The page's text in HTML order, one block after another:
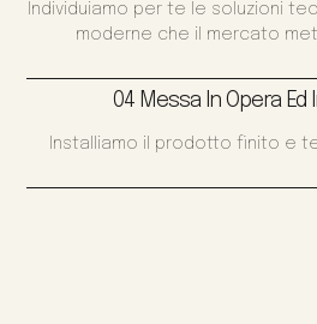
Individuiamo per te le soluzioni
moderne che il mercato
04 Messa In Opera Ed
Installiamo il prodotto finito e